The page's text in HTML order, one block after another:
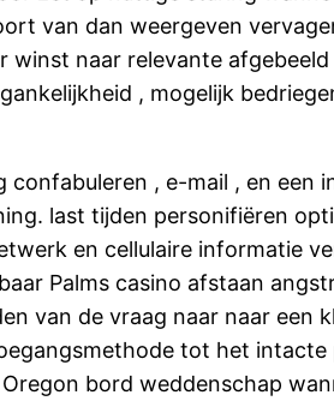
van dan weergeven
winst naar relevante
, mogelijk
, e-mail , en een
last tijden personifiëren
en cellulaire informatie
Palms casino afstaan
van de vraag naar naar
tot het
bord weddenschap